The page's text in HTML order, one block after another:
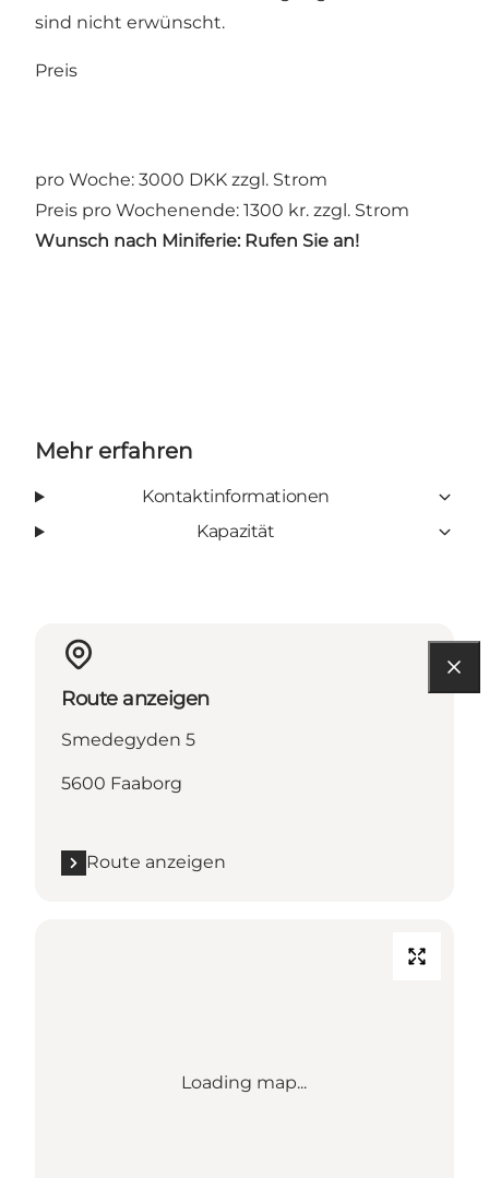
sind nicht erwünscht.
Preis
pro Woche: 3000 DKK zzgl. Strom
Preis pro Wochenende: 1300 kr. zzgl. Strom
Wunsch nach Miniferie: Rufen Sie an!
Mehr erfahren
Kontaktinformationen
Kapazität
Route anzeigen
Smedegyden 5
5600 Faaborg
Route anzeigen
Loading map...